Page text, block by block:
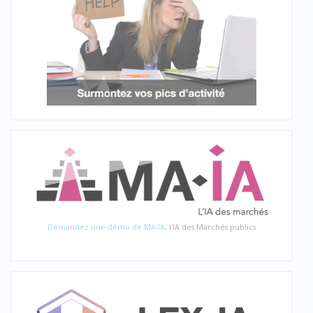
Demandez une démo de MA-IA, l'IA des Marchés publics